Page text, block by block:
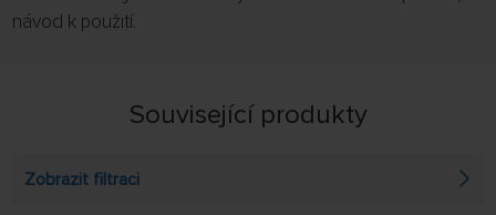
návod k použití.
Související produkty
Zobrazit filtraci